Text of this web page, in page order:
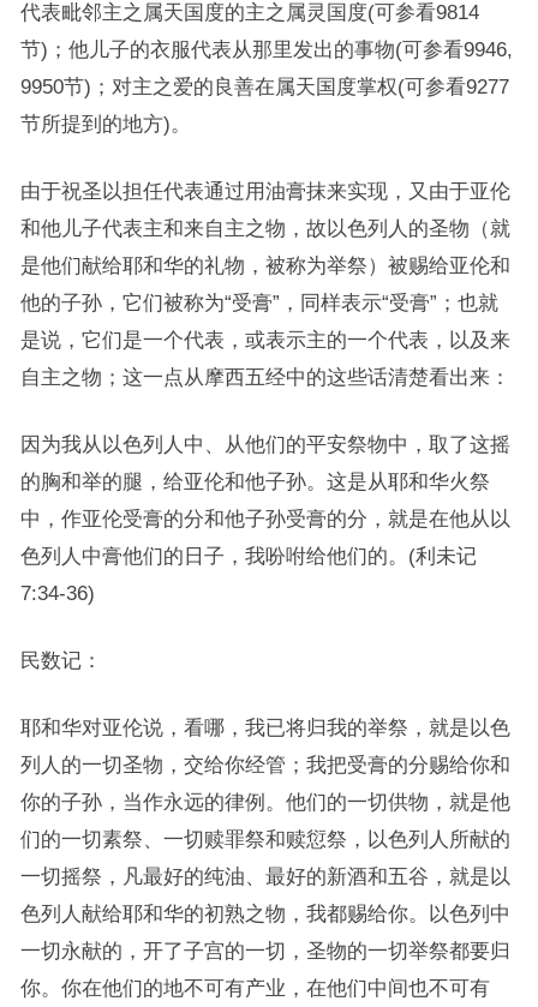
代表毗邻主之属天国度的主之属灵国度(可参看9814
节)；他儿子的衣服代表从那里发出的事物(可参看9946,
9950节)；对主之爱的良善在属天国度掌权(可参看9277
节所提到的地方)。
由于祝圣以担任代表通过用油膏抹来实现，又由于亚伦
和他儿子代表主和来自主之物，故以色列人的圣物（就
是他们献给耶和华的礼物，被称为举祭）被赐给亚伦和
他的子孙，它们被称为“受膏”，同样表示“受膏”；也就
是说，它们是一个代表，或表示主的一个代表，以及来
自主之物；这一点从摩西五经中的这些话清楚看出来：
因为我从以色列人中、从他们的平安祭物中，取了这摇
的胸和举的腿，给亚伦和他子孙。这是从耶和华火祭
中，作亚伦受膏的分和他子孙受膏的分，就是在他从以
色列人中膏他们的日子，我吩咐给他们的。(利未记
7:34-36)
民数记：
耶和华对亚伦说，看哪，我已将归我的举祭，就是以色
列人的一切圣物，交给你经管；我把受膏的分赐给你和
你的子孙，当作永远的律例。他们的一切供物，就是他
们的一切素祭、一切赎罪祭和赎愆祭，以色列人所献的
一切摇祭，凡最好的纯油、最好的新酒和五谷，就是以
色列人献给耶和华的初熟之物，我都赐给你。以色列中
一切永献的，开了子宫的一切，圣物的一切举祭都要归
你。你在他们的地不可有产业，在他们中间也不可有